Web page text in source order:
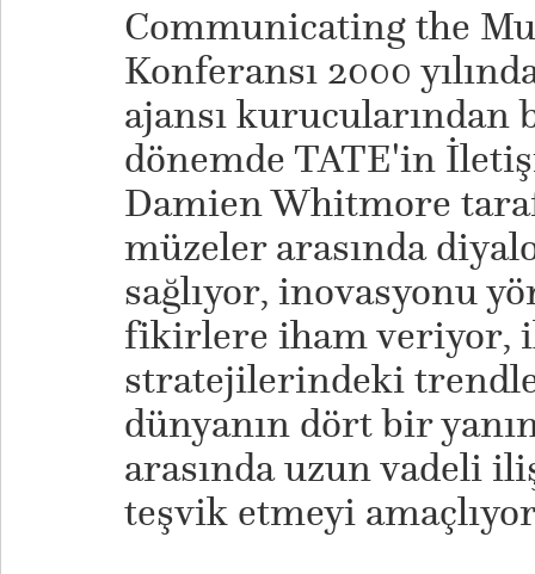
Communicating the
Konferansı 2000
ajansı kurucularından
dönemde TATE'in
Damien Whitmore
müzeler arasında
sağlıyor, inovasyonu
fikirlere iham veriyor,
stratejilerindeki
dünyanın dört bir
arasında uzun vadeli
teşvik etmeyi